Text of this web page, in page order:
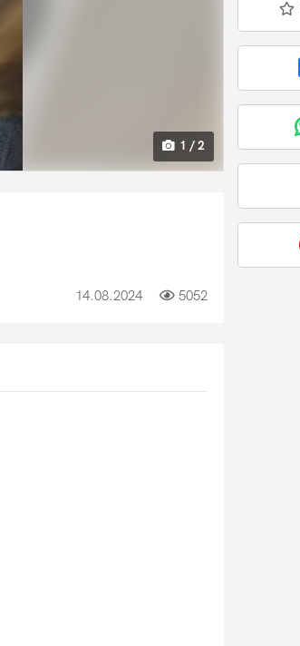
1 / 2
14.08.2024 5052